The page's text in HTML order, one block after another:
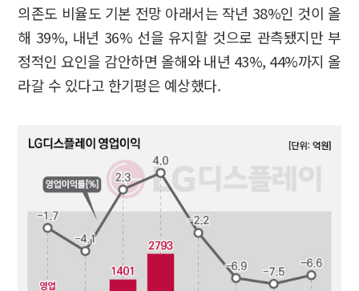
의존도 비율도 기본 전망 아래서는 작년 38%인 것이 올
해 39%, 내년 36% 선을 유지할 것으로 관측됐지만 부
정적인 요인을 감안하면 올해와 내년 43%, 44%까지 올
라갈 수 있다고 한기평은 예상했다.